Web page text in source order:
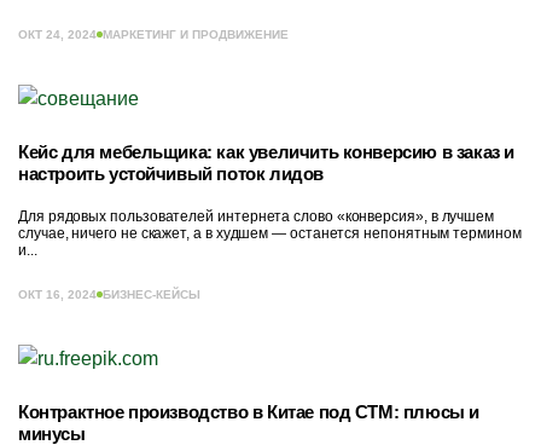
ОКТ 24, 2024 МАРКЕТИНГ И ПРОДВИЖЕНИЕ
Кейс для мебельщика: как увеличить конверсию в заказ и
настроить устойчивый поток лидов
Для рядовых пользователей интернета слово «конверсия», в лучшем
случае, ничего не скажет, а в худшем — останется непонятным термином
и...
ОКТ 16, 2024 БИЗНЕС-КЕЙСЫ
Контрактное производство в Китае под СТМ: плюсы и
минусы